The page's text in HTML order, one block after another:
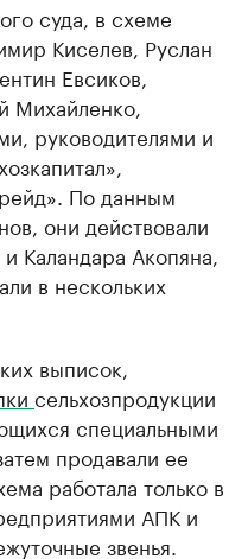
суда, в схеме
Киселев, Руслан
Евсиков,
Михайленко,
руководителями и
По данным
они действовали
Каландара Акопяна,
в нескольких
выписок,
сельхозпродукции
специальными
продавали ее
работала только в
АПК и
звенья.